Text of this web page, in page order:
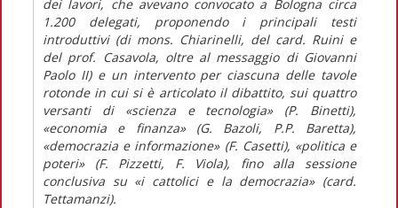
dei lavori, che avevano convocato a Bologna circa
1.200 delegati, proponendo i principali testi
introduttivi (di mons. Chiarinelli, del card. Ruini e
del prof. Casavola, oltre al messaggio di Giovanni
Paolo II) e un intervento per ciascuna delle tavole
rotonde in cui si è articolato il dibattito, sui quattro
versanti di «scienza e tecnologia» (P. Binetti),
«economia e finanza» (G. Bazoli, P.P. Baretta),
«democrazia e informazione» (F. Casetti), «politica e
poteri» (F. Pizzetti, F. Viola), fino alla sessione
conclusiva su «i cattolici e la democrazia» (card.
Tettamanzi).